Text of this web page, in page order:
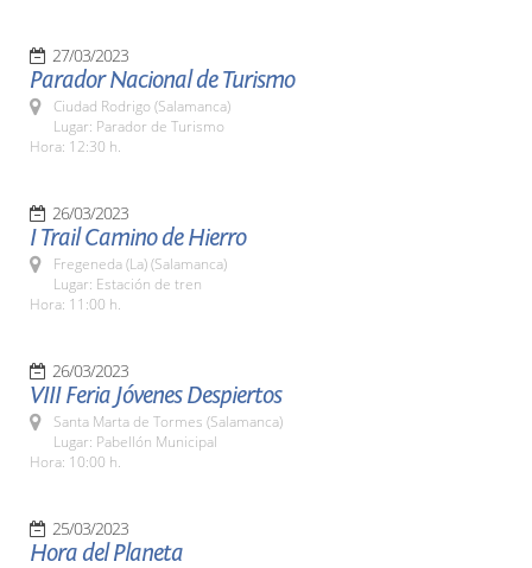
27/03/2023
Parador Nacional de Turismo
Ciudad Rodrigo (Salamanca)
Lugar: Parador de Turismo
Hora: 12:30 h.
26/03/2023
I Trail Camino de Hierro
Fregeneda (La) (Salamanca)
Lugar: Estación de tren
Hora: 11:00 h.
26/03/2023
VIII Feria Jóvenes Despiertos
Santa Marta de Tormes (Salamanca)
Lugar: Pabellón Municipal
Hora: 10:00 h.
25/03/2023
Hora del Planeta